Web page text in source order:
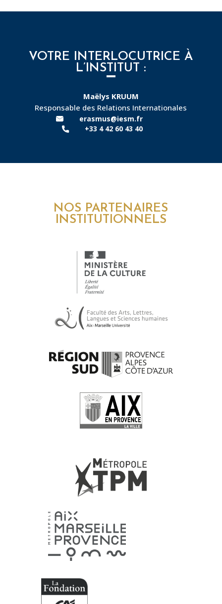
VOTRE INTERLOCUTRICE À
L’INSTITUT :
Maëlys KRUUM
Responsable des Relations Internationales
erasmus@iesm.fr
+33 4 42 60 43 40
NOS PARTENAIRES
INSTITUTIONNELS